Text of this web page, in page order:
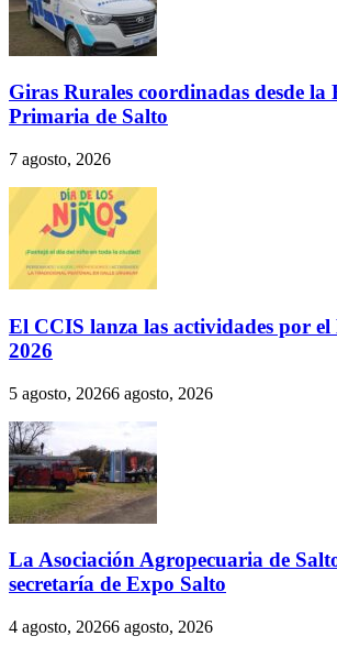
Giras Rurales coordinadas desde la
Primaria de Salto
7 agosto, 2026
El CCIS lanza las actividades por
2026
5 agosto, 20266 agosto, 2026
La Asociación Agropecuaria de
secretaría de Expo Salto
4 agosto, 20266 agosto, 2026